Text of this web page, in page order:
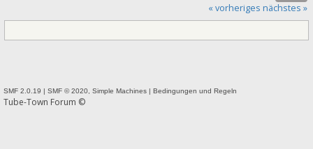
« vorheriges nächstes »
SMF 2.0.19 | SMF © 2020 Simple Machines | Bedingungen und Regeln
Tube-Town Forum ©